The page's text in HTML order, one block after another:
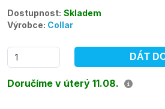
Dostupnost: Skladem
Výrobce: Collar
DÁT
Doručíme v úterý 11.08.